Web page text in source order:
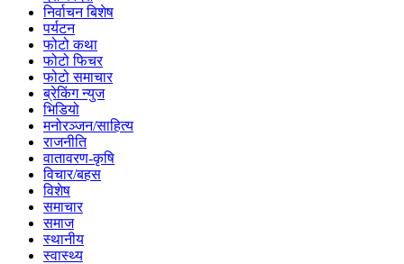
निर्वाचन बिशेष
पर्यटन
फोटो कथा
फोटो फिचर
फोटो समाचार
ब्रेकिंग न्युज
भिडियो
मनोरञ्जन/साहित्य
राजनीति
वातावरण-कृषि
विचार/बहस
विशेष
समाचार
समाज
स्थानीय
स्वास्थ्य